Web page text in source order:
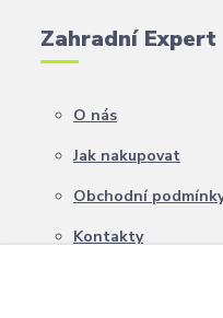
Zahradní Expert
O nás
Jak nakupovat
Obchodní
Kontakty